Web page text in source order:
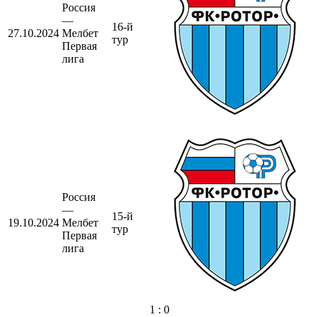
27.10.2024
Россия
—
Мелбет
Первая
лига
16-й
тур
19.10.2024
Россия
—
Мелбет
Первая
лига
15-й
тур
1 : 0